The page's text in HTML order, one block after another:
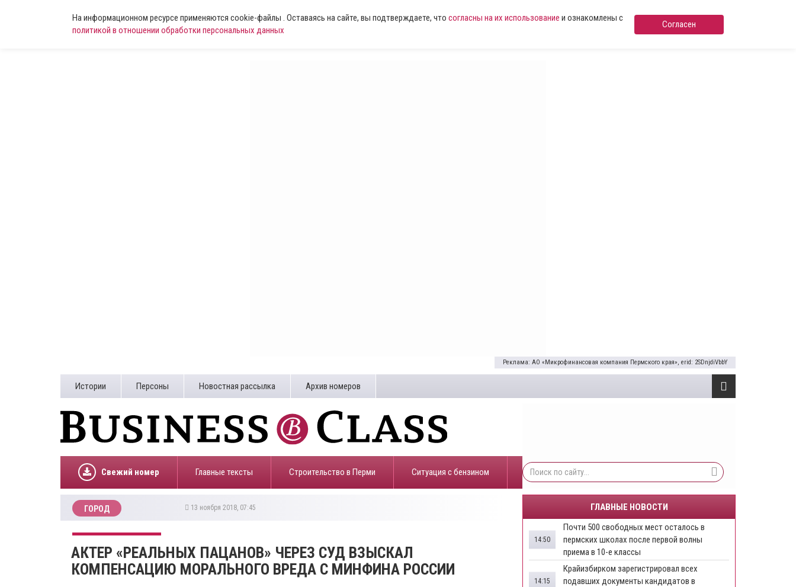
На информационном ресурсе применяются cookie-файлы . Оставаясь на сайте, вы подтверждаете, что согласны на их использование и ознакомлены с
политикой в отношении обработки персональных данных
Согласен
Реклама: АО «Микрофинансовая компания Пермского края», erid: 2SDnjdiVbbY
Истории Персоны Новостная рассылка Архив номеров
Свежий номер Главные тексты Строительство в Перми ​Ситуация с бензином
ГОРОД 13 ноября 2018, 07:45
АКТЕР «РЕАЛЬНЫХ ПАЦАНОВ» ЧЕРЕЗ СУД ВЗЫСКАЛ
КОМПЕНСАЦИЮ МОРАЛЬНОГО ВРЕДА С МИНФИНА РОССИИ
ГЛАВНЫЕ НОВОСТИ
Почти 500 свободных мест осталось в
пермских школах после первой волны
приема в 10-е классы
14:50
Крайизбирком зарегистрировал всех
подавших документы кандидатов в
14:15